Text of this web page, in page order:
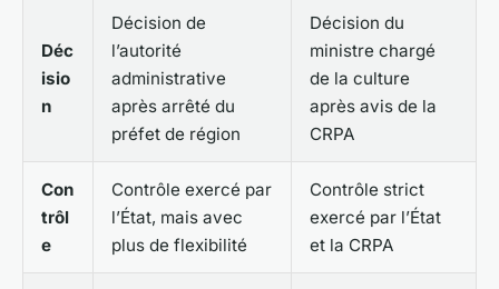
Déc
isio
n
Décision de
l’autorité
administrative
après arrêté du
préfet de région
Décision du
ministre chargé
de la culture
après avis de la
CRPA
Con
trôl
e
Contrôle exercé par
l’État, mais avec
plus de flexibilité
Contrôle strict
exercé par l’État
et la CRPA